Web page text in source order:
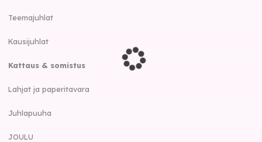
Teemajuhlat
Kausijuhlat
Kattaus & somistus
Lahjat ja paperitavara
Juhlapuuha
JOULU